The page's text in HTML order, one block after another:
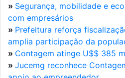
» Segurança, mobilidade e
com empresários
» Prefeitura reforça
amplia participação da
» Contagem atinge U$$ 385
» Jucemg reconhece